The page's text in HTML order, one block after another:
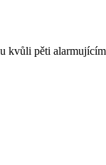
kvůli pěti